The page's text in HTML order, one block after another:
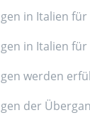
in Italien
in Italien
werden
der